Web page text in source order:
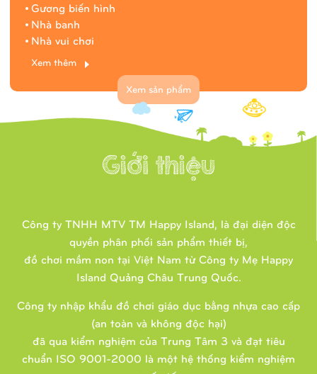
Gương biến hình
Nhà banh
Nhà vui chơi
Xem thêm
Xem sản phẩm
Công ty TNHH MTV TM Happy Island, là đại diện độc
quyền phân phối sản phẩm thiết bị,
đồ chơi mầm non tại Việt Nam từ Công ty Mẹ Happy
Island Quảng Châu Trung Quốc.
Công ty nhập khẩu đồ chơi giáo dục bằng nhựa cao cấp
(an toàn và không độc hại)
đã qua kiểm nghiệm của Trung Tâm 3 và đạt tiêu
chuẩn ISO 9001-2000 là một hệ thống kiểm nghiệm